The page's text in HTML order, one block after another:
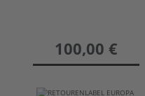
preis
100,00 €